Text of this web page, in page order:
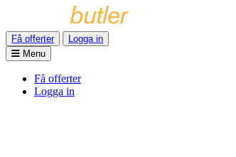
Få offerter
Logga in
Menu
Få offerter
Logga in